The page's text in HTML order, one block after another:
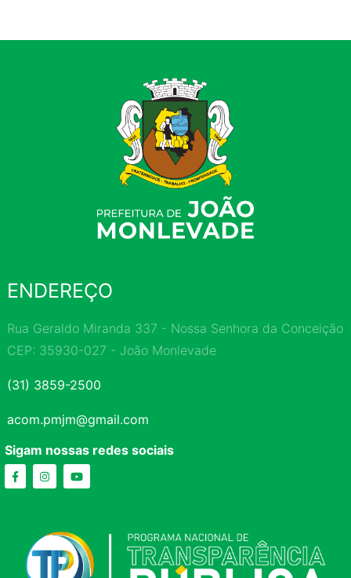
ENDEREÇO
Rua Geraldo Miranda 337 - Nossa Senhora da Conceição
CEP: 35930-027 - João Monlevade
(31) 3859-2500
acom.pmjm@gmail.com
Sigam nossas redes sociais